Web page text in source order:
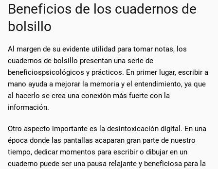
Beneficios de los cuadernos de
bolsillo
Al margen de su evidente utilidad para tomar notas, los
cuadernos de bolsillo presentan una serie de
beneficiospsicológicos y prácticos. En primer lugar, escribir a
mano ayuda a mejorar la memoria y el entendimiento, ya que
al hacerlo se crea una conexión más fuerte con la
información.
Otro aspecto importante es la desintoxicación digital. En una
época donde las pantallas acaparan gran parte de nuestro
tiempo, dedicar momentos para escribir o dibujar en un
cuaderno puede ser una pausa relajante y beneficiosa para la